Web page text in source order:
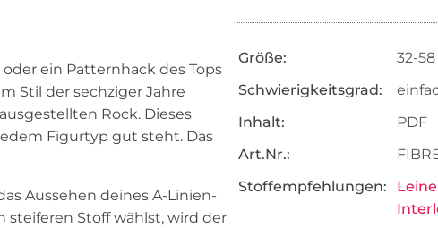
ein Patternhack des Tops
Stil der sechziger Jahre
Rock. Dieses
Figurtyp gut steht. Das
Aussehen deines A-Linien-
steiferen Stoff wählst, wird der
Größe:
32-58
Schwierigkeitsgrad:
Inhalt:
PDF
Art.Nr.:
Stoffempfehlungen: